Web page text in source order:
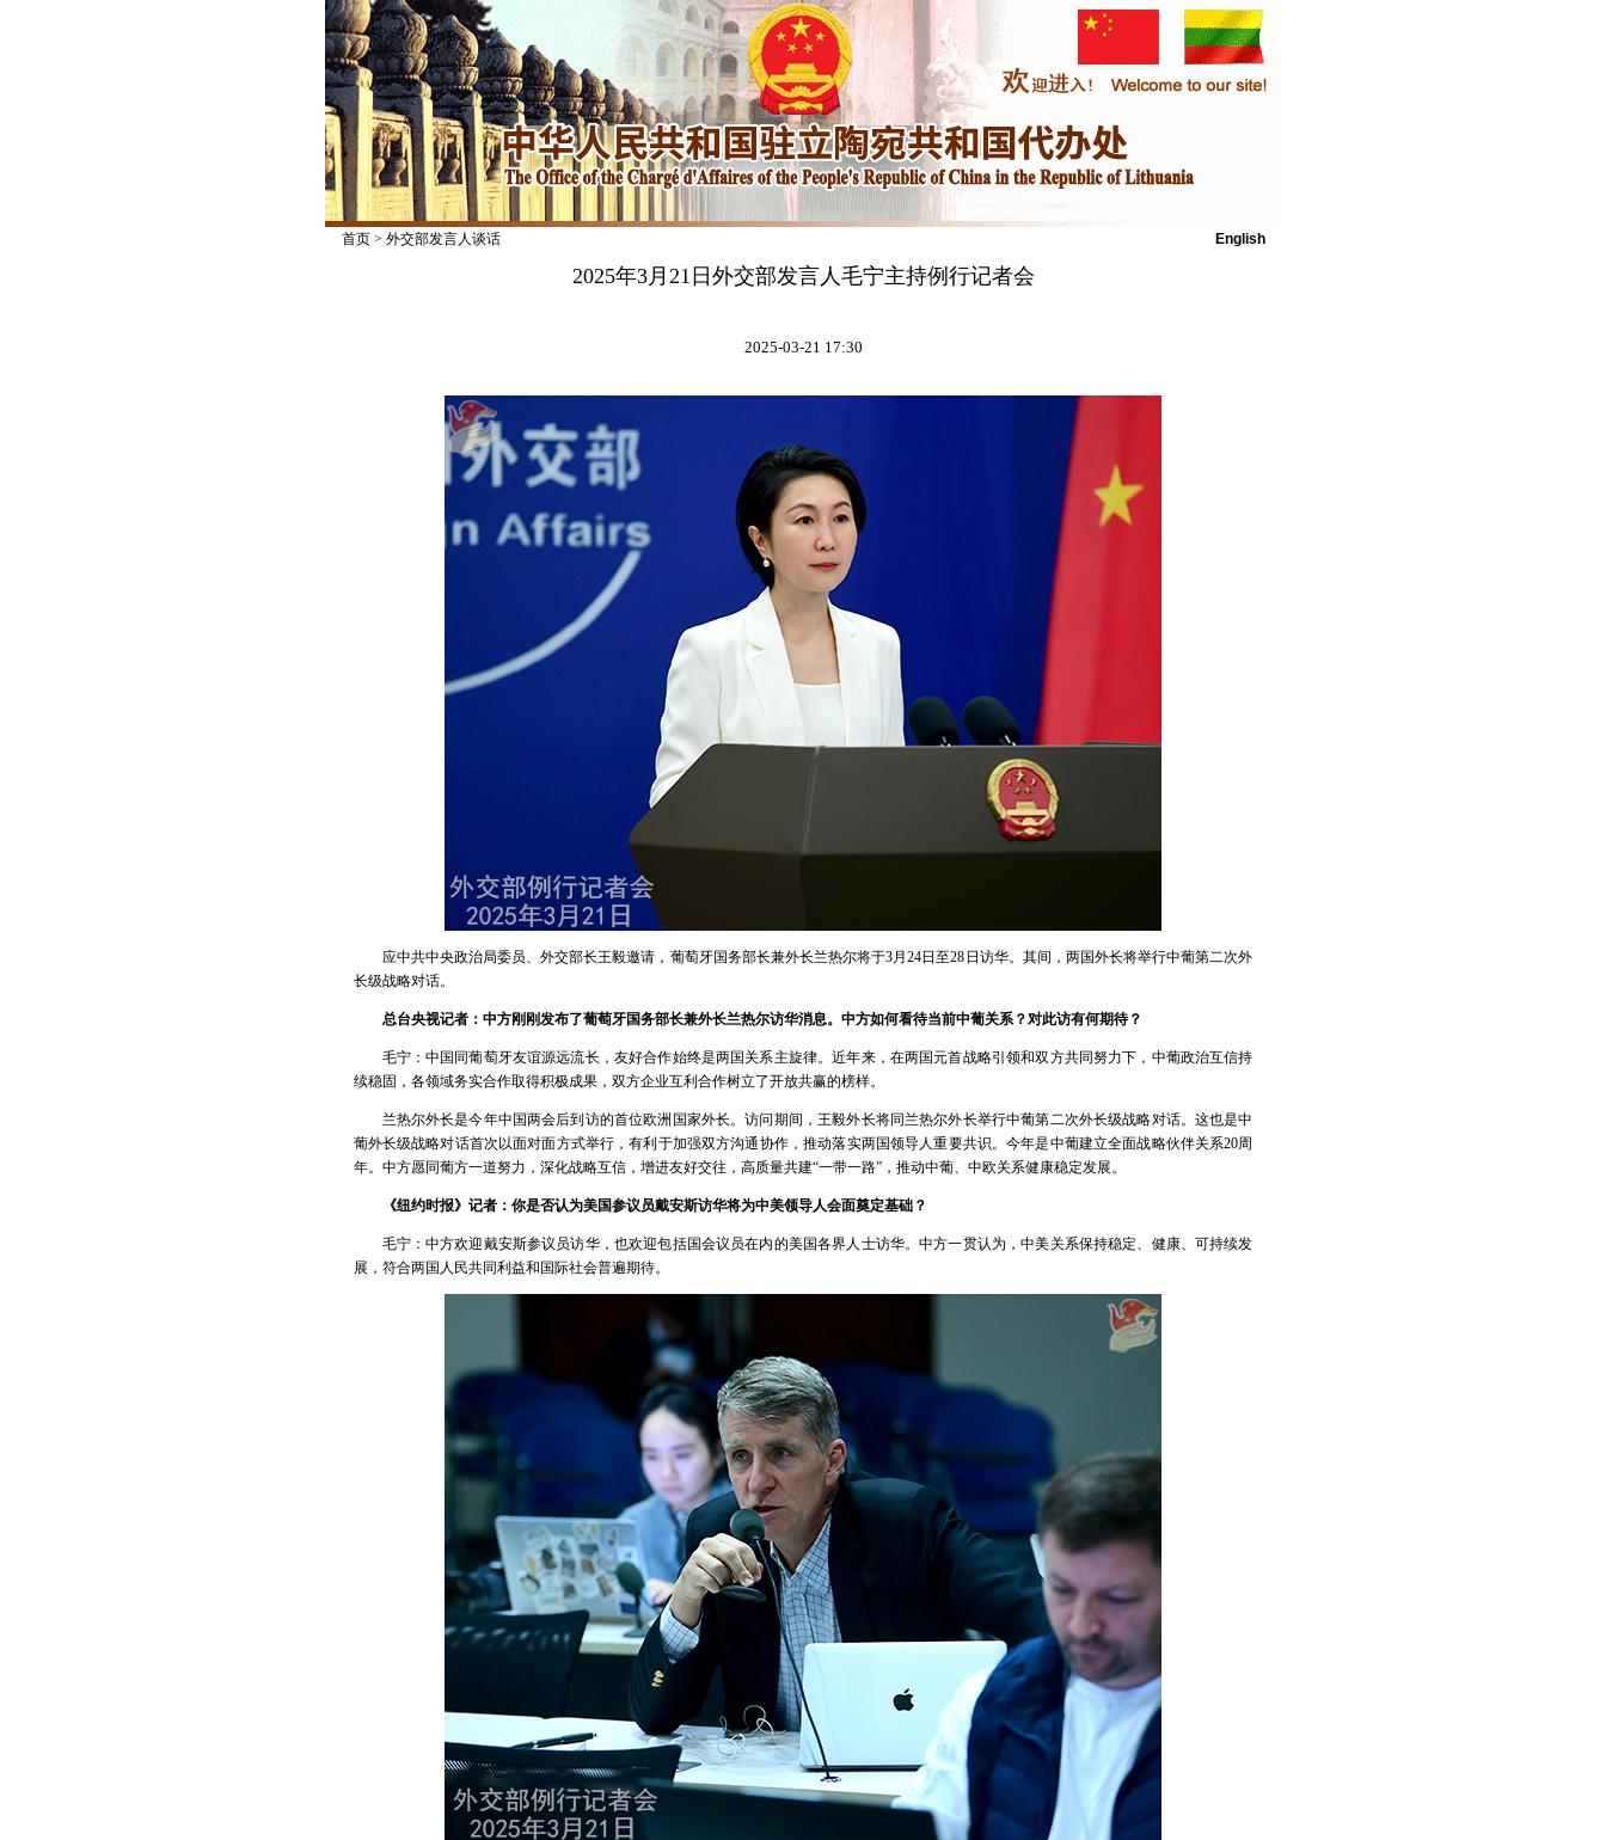
首页> 外交部发言人谈话 English
2025年3月21日外交部发言人毛宁主持例行记者会
2025-03-21 17:30
应中共中央政治局委员、外交部长王毅邀请，葡萄牙国务部长兼外长兰热尔将于3月24日至28日访华。其间，两国外长将举行中葡第二次外
长级战略对话。
总台央视记者：中方刚刚发布了葡萄牙国务部长兼外长兰热尔访华消息。中方如何看待当前中葡关系？对此访有何期待？
毛宁：中国同葡萄牙友谊源远流长，友好合作始终是两国关系主旋律。近年来，在两国元首战略引领和双方共同努力下，中葡政治互信持
续稳固，各领域务实合作取得积极成果，双方企业互利合作树立了开放共赢的榜样。
兰热尔外长是今年中国两会后到访的首位欧洲国家外长。访问期间，王毅外长将同兰热尔外长举行中葡第二次外长级战略对话。这也是中
葡外长级战略对话首次以面对面方式举行，有利于加强双方沟通协作，推动落实两国领导人重要共识。今年是中葡建立全面战略伙伴关系20周
年。中方愿同葡方一道努力，深化战略互信，增进友好交往，高质量共建“一带一路”，推动中葡、中欧关系健康稳定发展。
《纽约时报》记者：你是否认为美国参议员戴安斯访华将为中美领导人会面奠定基础？
毛宁：中方欢迎戴安斯参议员访华，也欢迎包括国会议员在内的美国各界人士访华。中方一贯认为，中美关系保持稳定、健康、可持续发
展，符合两国人民共同利益和国际社会普遍期待。